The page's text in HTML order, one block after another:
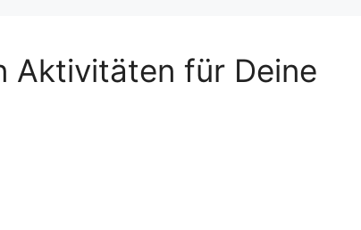
Aktivitäten für Deine